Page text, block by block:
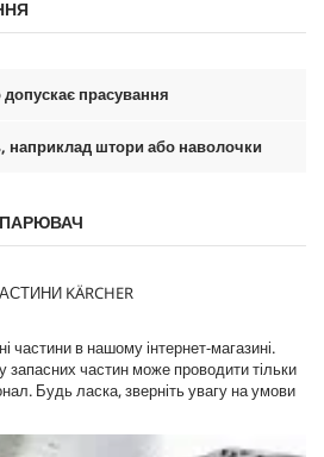
прасування
наприклад штори або наволочки
KÄRCHER
частини в нашому інтернет-магазині.
запасних частин може проводити тільки
Будь ласка, зверніть увагу на умови